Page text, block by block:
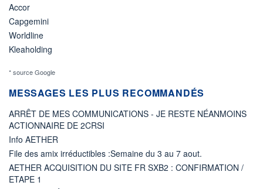
Accor
Capgemini
Worldline
Kleaholding
* source Google
MESSAGES LES PLUS RECOMMANDÉS
ARRÊT DE MES COMMUNICATIONS - JE RESTE NÉANMOINS
ACTIONNAIRE DE 2CRSI
Info AETHER
File des amix irréductibles :Semaine du 3 au 7 aout.
AETHER ACQUISITION DU SITE FR SXB2 : CONFIRMATION /
ETAPE 1